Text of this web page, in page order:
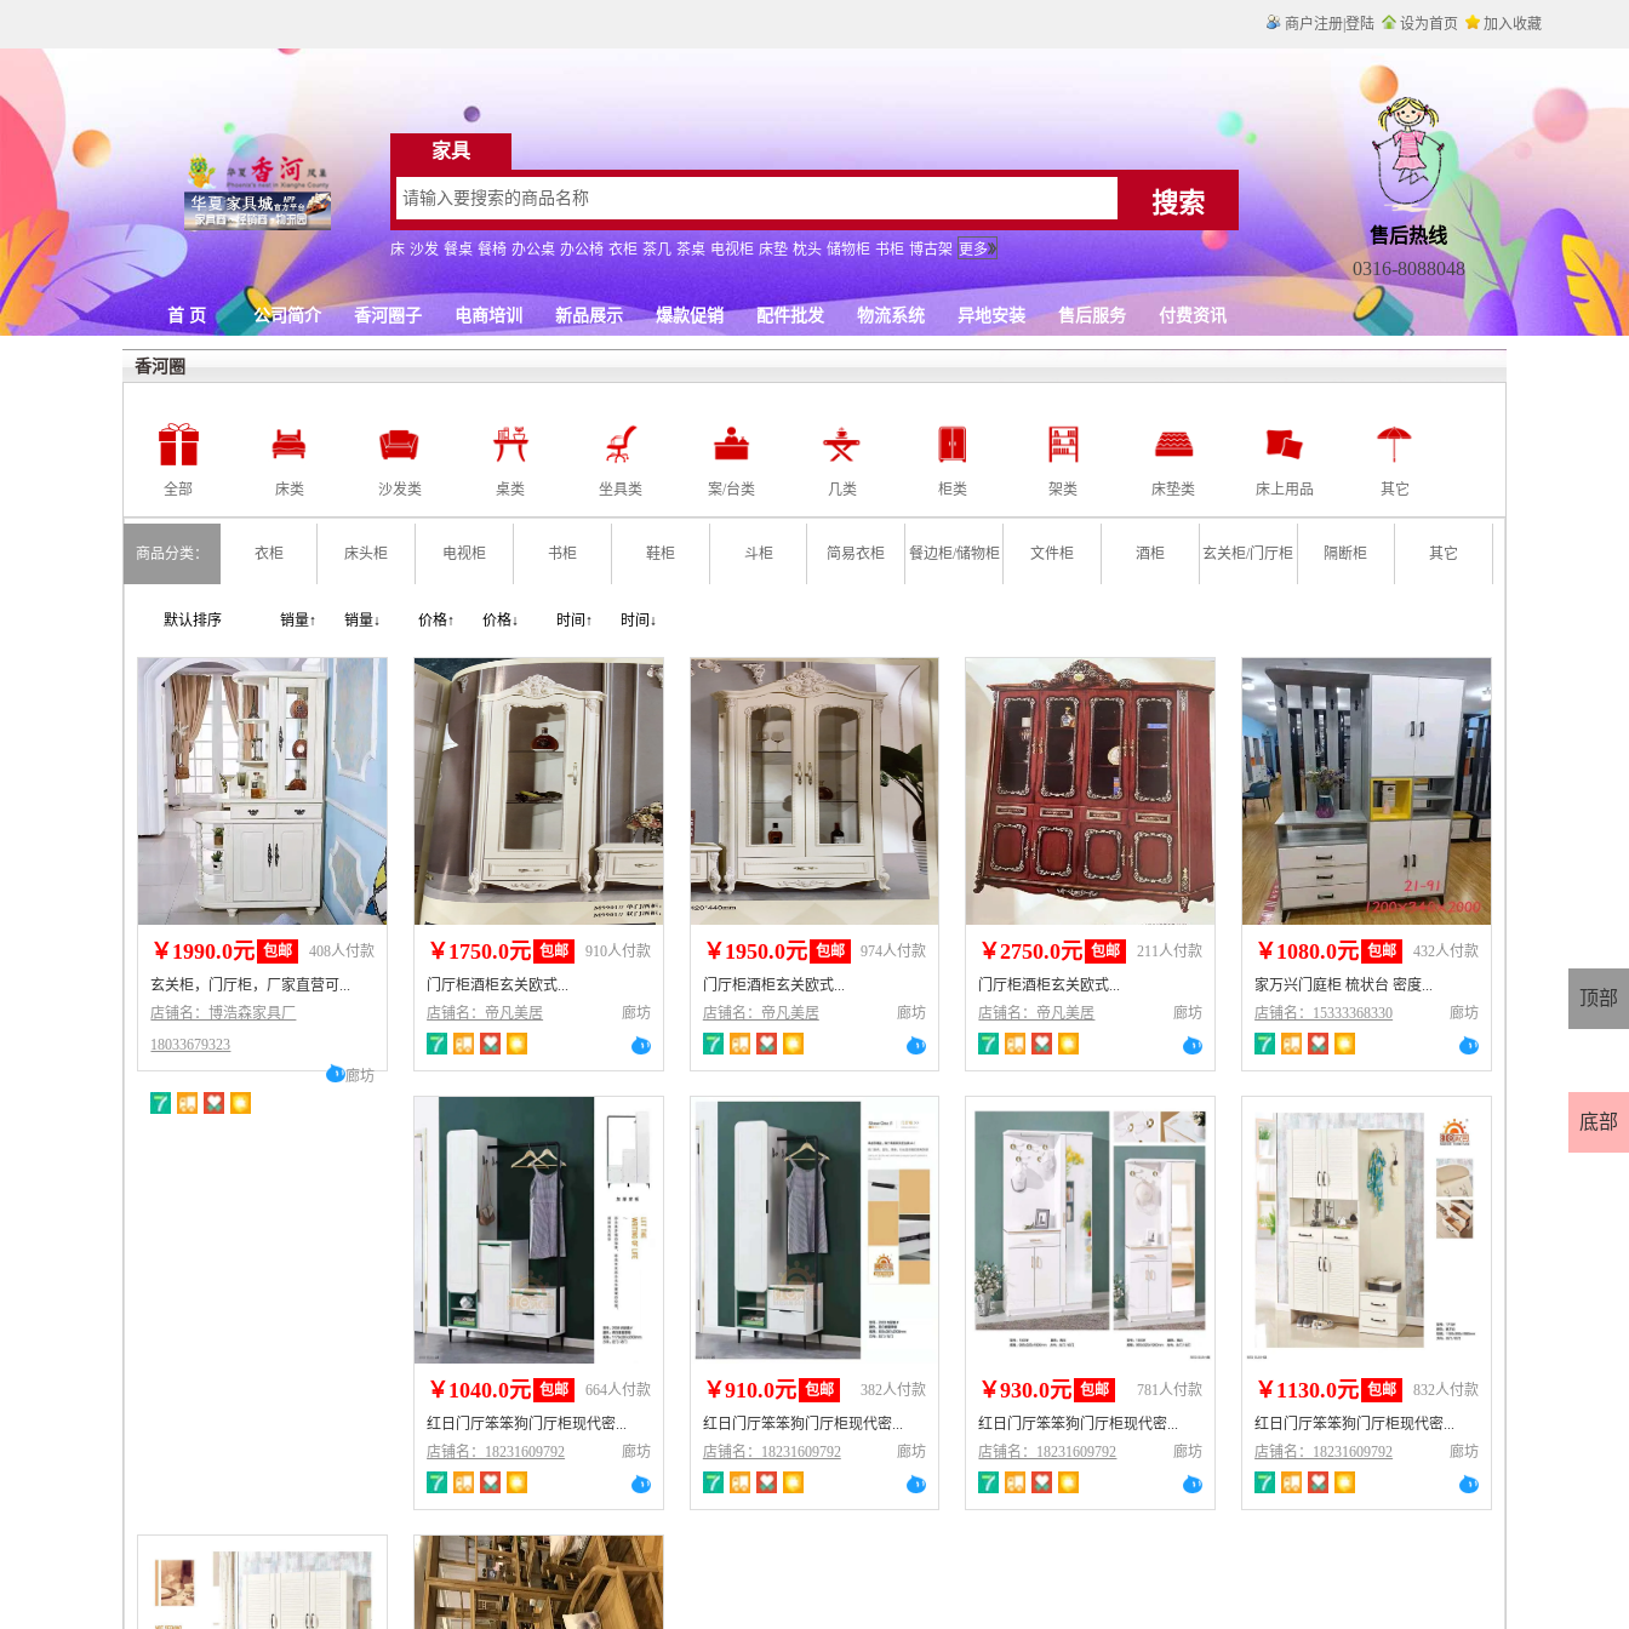
香河圈
全部 床类 沙发类 桌类 坐具类 案/台类 几类 柜类 架类 床垫类 床上用品 其它
商品分类： 衣柜 床头柜 电视柜 书柜 鞋柜 斗柜 简易衣柜 餐边柜/储物柜 文件柜 酒柜 玄关柜/门厅柜 隔断柜 其它
默认排序 销量↑ 销量↓ 价格↑ 价格↓ 时间↑ 时间↓
￥1990.0元 包邮
408人付款
玄关柜，门厅柜，厂家直营可...
店铺名：博浩森家具厂
18033679323
廊坊
￥1750.0元 包邮
910人付款
门厅柜酒柜玄关欧式...
店铺名：帝凡美居
廊坊
￥1950.0元 包邮
974人付款
门厅柜酒柜玄关欧式...
店铺名：帝凡美居
廊坊
￥2750.0元 包邮
211人付款
门厅柜酒柜玄关欧式...
店铺名：帝凡美居
廊坊
￥1080.0元 包邮
432人付款
家万兴门庭柜 梳状台 密度...
店铺名：15333368330
廊坊
￥1040.0元 包邮
664人付款
红日门厅笨笨狗门厅柜现代密...
店铺名：18231609792
廊坊
￥910.0元 包邮
382人付款
红日门厅笨笨狗门厅柜现代密...
店铺名：18231609792
廊坊
￥930.0元 包邮
781人付款
红日门厅笨笨狗门厅柜现代密...
店铺名：18231609792
廊坊
￥1130.0元 包邮
832人付款
红日门厅笨笨狗门厅柜现代密...
店铺名：18231609792
廊坊
顶部
底部